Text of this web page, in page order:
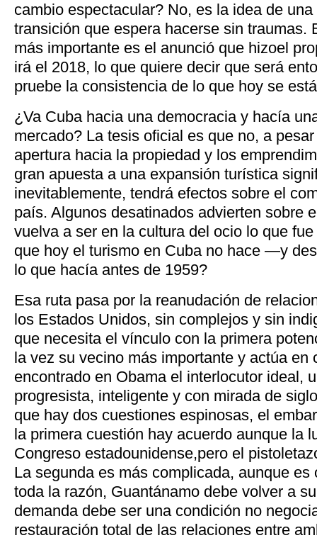
cambio espectacular? No, es la idea de una
transición que espera hacerse sin traumas.
más importante es el anunció que hizoel
irá el 2018, lo que quiere decir que será
pruebe la consistencia de lo que hoy se
¿Va Cuba hacia una democracia y hacía
mercado? La tesis oficial es que no, a
apertura hacia la propiedad y los
gran apuesta a una expansión turística
inevitablemente, tendrá efectos sobre el
país. Algunos desatinados advierten sobre
vuelva a ser en la cultura del ocio lo que
que hoy el turismo en Cuba no hace —y
lo que hacía antes de 1959?
Esa ruta pasa por la reanudación de
los Estados Unidos, sin complejos y sin
que necesita el vínculo con la primera
la vez su vecino más importante y actúa en
encontrado en Obama el interlocutor ideal,
progresista, inteligente y con mirada de
que hay dos cuestiones espinosas, el
la primera cuestión hay acuerdo aunque la
Congreso estadounidense,pero el
La segunda es más complicada, aunque es
toda la razón, Guantánamo debe volver a
demanda debe ser una condición no
restauración total de las relaciones entre